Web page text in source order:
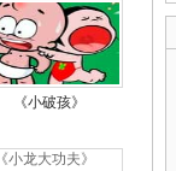
《小破孩》